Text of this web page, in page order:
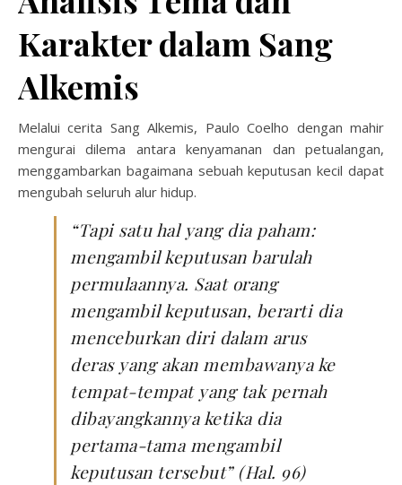
Karakter dalam Sang
Alkemis
Melalui cerita Sang Alkemis, Paulo Coelho dengan mahir
mengurai dilema antara kenyamanan dan petualangan,
menggambarkan bagaimana sebuah keputusan kecil dapat
mengubah seluruh alur hidup.
“Tapi satu hal yang dia paham:
mengambil keputusan barulah
permulaannya. Saat orang
mengambil keputusan, berarti dia
menceburkan diri dalam arus
deras yang akan membawanya ke
tempat-tempat yang tak pernah
dibayangkannya ketika dia
pertama-tama mengambil
keputusan tersebut” (Hal. 96)